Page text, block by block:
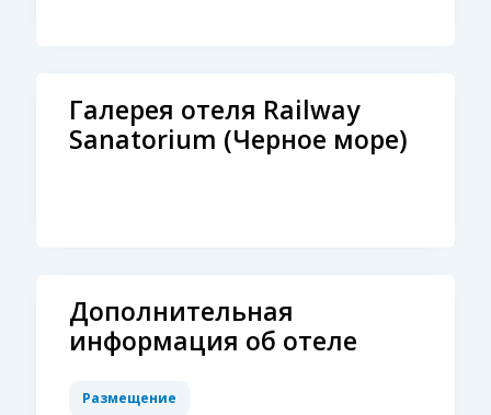
Галерея отеля Railway
Sanatorium (Черное море)
Дополнительная
информация об отеле
Размещение